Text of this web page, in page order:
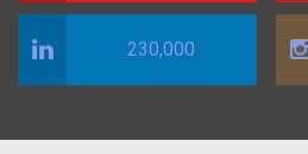
230,000